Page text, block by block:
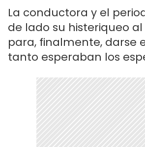
La conductora y el
de lado su histeriqueo
para, finalmente, darse
tanto esperaban los